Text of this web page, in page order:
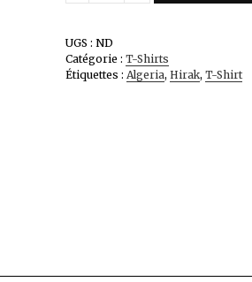
Yasqot
Hokm
El
UGS : ND
Catégorie : T-Shirts
Étiquettes : Algeria, Hirak, T-Shirt